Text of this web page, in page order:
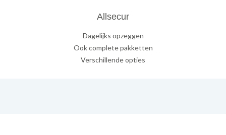
Allsecur
Dagelijks opzeggen
Ook complete pakketten
Verschillende opties